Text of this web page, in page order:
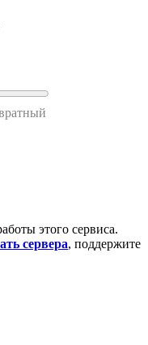
этого сервиса.
сервера, поддержите